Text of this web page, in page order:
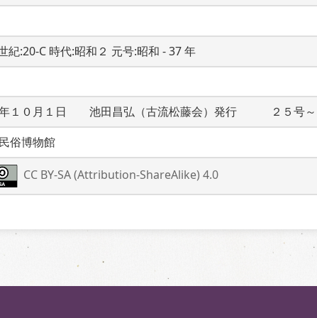
紀:20-C 時代:昭和２ 元号:昭和 - 37 年
１０月１日　　池田昌弘（古流松藤会）発行　　　２５号
俗博物館
CC BY-SA (Attribution-ShareAlike) 4.0